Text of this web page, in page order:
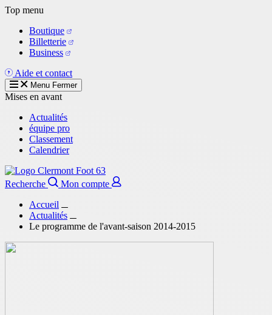
Aller
contenu
principal
Top menu
Boutique
Billetterie
Business
Aide et contact
Menu Fermer
Mises en avant
Actualités
équipe pro
Classement
Calendrier
Recherche
Mon compte
Accueil
Actualités
Le programme de l'avant-saison 2014-2015